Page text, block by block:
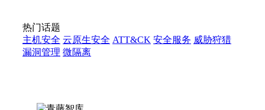
热门话题
主机安全 云原生安全 ATT&CK 安全服务 威胁狩猎
漏洞管理 微隔离